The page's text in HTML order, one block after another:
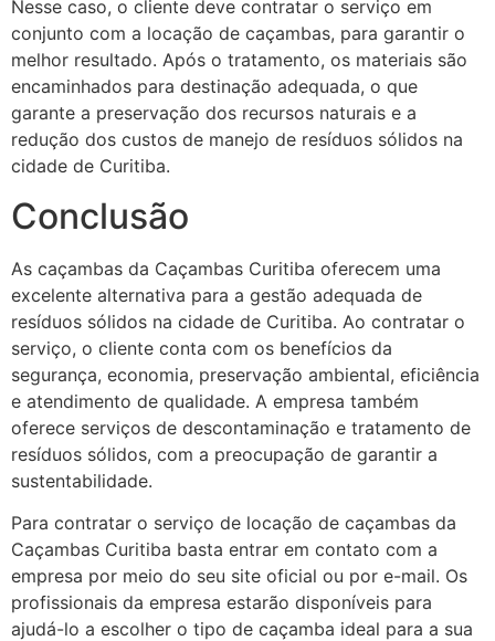
Nesse caso, o cliente deve contratar o serviço em
conjunto com a locação de caçambas, para garantir o
melhor resultado. Após o tratamento, os materiais são
encaminhados para destinação adequada, o que
garante a preservação dos recursos naturais e a
redução dos custos de manejo de resíduos sólidos na
cidade de Curitiba.
Conclusão
As caçambas da Caçambas Curitiba oferecem uma
excelente alternativa para a gestão adequada de
resíduos sólidos na cidade de Curitiba. Ao contratar o
serviço, o cliente conta com os benefícios da
segurança, economia, preservação ambiental, eficiência
e atendimento de qualidade. A empresa também
oferece serviços de descontaminação e tratamento de
resíduos sólidos, com a preocupação de garantir a
sustentabilidade.
Para contratar o serviço de locação de caçambas da
Caçambas Curitiba basta entrar em contato com a
empresa por meio do seu site oficial ou por e-mail. Os
profissionais da empresa estarão disponíveis para
ajudá-lo a escolher o tipo de caçamba ideal para a sua